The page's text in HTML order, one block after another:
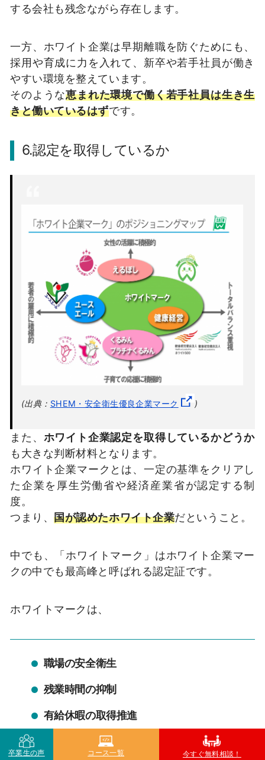
する会社も残念ながら存在します。
一方、ホワイト企業は早期離職を防ぐためにも、
採用や育成に力を入れて、新卒や若手社員が働き
やすい環境を整えています。
そのような恵まれた環境で働く若手社員は生き生
きと働いているはずです。
6.認定を取得しているか
(出典： SHEM・安全衛生優良企業マーク )
また、 ホワイト企業認定を取得しているかどうか
も大きな判断材料となります。
ホワイト企業マークとは、一定の基準をクリアし
た企業を厚生労働省や経済産業省が認定する制
度。
つまり、国が認めたホワイト企業だということ。
中でも、「ホワイトマーク」はホワイト企業マー
クの中でも最高峰と呼ばれる認定証です。
ホワイトマークは、
職場の安全衛生
残業時間の抑制
有給休暇の取得推進
卒業生の声 コース一覧 今すぐ無料相談！